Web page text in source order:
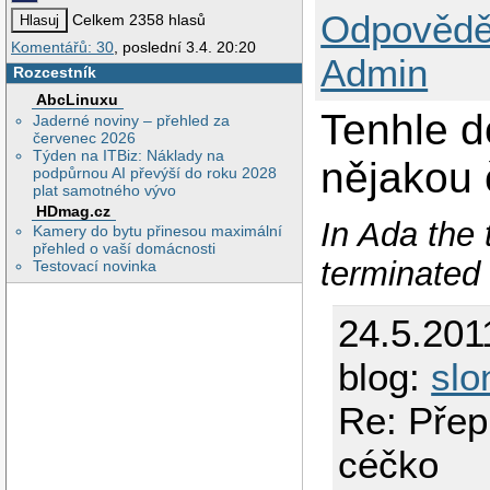
Celkem 2358 hlasů
Komentářů: 30, poslední 3.4. 20:20
Rozcestník
AbcLinuxu
Jaderné noviny – přehled za
červenec 2026
Týden na ITBiz: Náklady na
podpůrnou AI převýší do roku 2028
plat samotného vývo
HDmag.cz
Kamery do bytu přinesou maximální
přehled o vaší domácnosti
Testovací novinka
96
97
98
99
100
101
102
103
104
105
106
107
108
109
110
112
113
115
116
117
118
119
120
121
writeln(
cekej;
end
begin
clrscr;
writeln (
writeln(
writeln(
with
write (
write (
write(
end
write
writeln
Admin
Tenhle
nějakou
In Ada the
blog:
Re:
céčko